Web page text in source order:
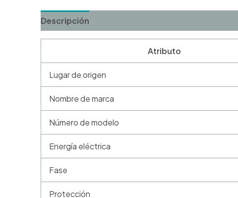
Descripción
Atributo
Lugar de origen
Nombre de marca
Número de modelo
Energía eléctrica
Fase
Protección